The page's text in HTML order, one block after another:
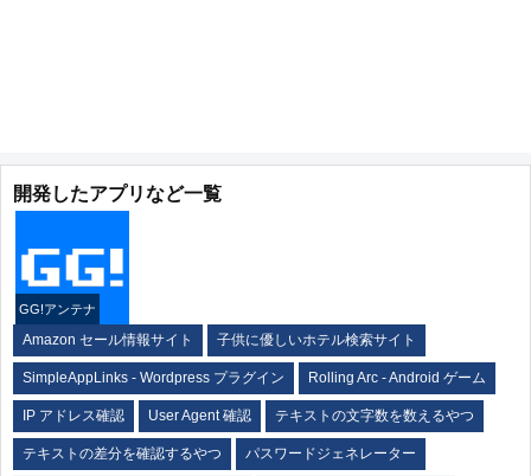
開発したアプリなど一覧
GG!アンテナ
Amazon セール情報サイト 子供に優しいホテル検索サイト
SimpleAppLinks - Wordpress プラグイン Rolling Arc - Android ゲーム
IP アドレス確認 User Agent 確認 テキストの文字数を数えるやつ
テキストの差分を確認するやつ パスワードジェネレーター